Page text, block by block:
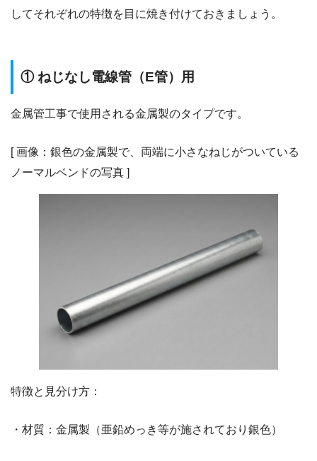
してそれぞれの特徴を目に焼き付けておきましょう。
① ねじなし電線管（E管）用
金属管工事で使用される金属製のタイプです。
[ 画像：銀色の金属製で、両端に小さなねじがついている
ノーマルベンドの写真 ]
特徴と見分け方：
・材質：金属製（亜鉛めっき等が施されており銀色）